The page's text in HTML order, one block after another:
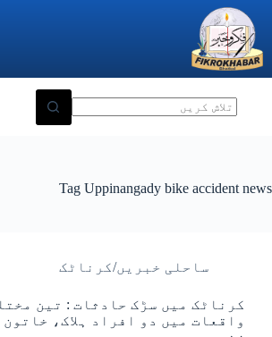
content
Tag Uppinangady bike accident news
ساحلی خبریں/کرناٹک
کرناٹک میں سڑک حادثات : تین
واقعات میں دو افراد ہلاک، خاتون